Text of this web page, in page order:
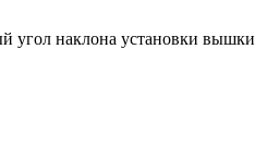
угол наклона установки вышки